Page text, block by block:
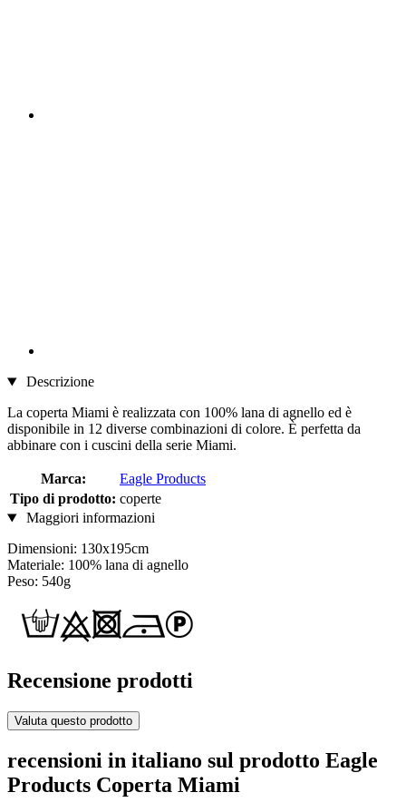
Descrizione
La coperta Miami è realizzata con 100% lana di agnello ed è
disponibile in 12 diverse combinazioni di colore. È perfetta da
abbinare con i cuscini della serie Miami.
Marca:
Eagle Products
Tipo di prodotto: coperte
Maggiori informazioni
Dimensioni: 130x195cm
Materiale: 100% lana di agnello
Peso: 540g
Recensione prodotti
Valuta questo prodotto
recensioni in italiano sul prodotto Eagle
Products Coperta Miami